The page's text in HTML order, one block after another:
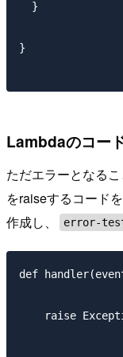
  }
}
Lambdaのコー
ただエラーとなる
をraiseするコード
作成し、
error-
def
raise